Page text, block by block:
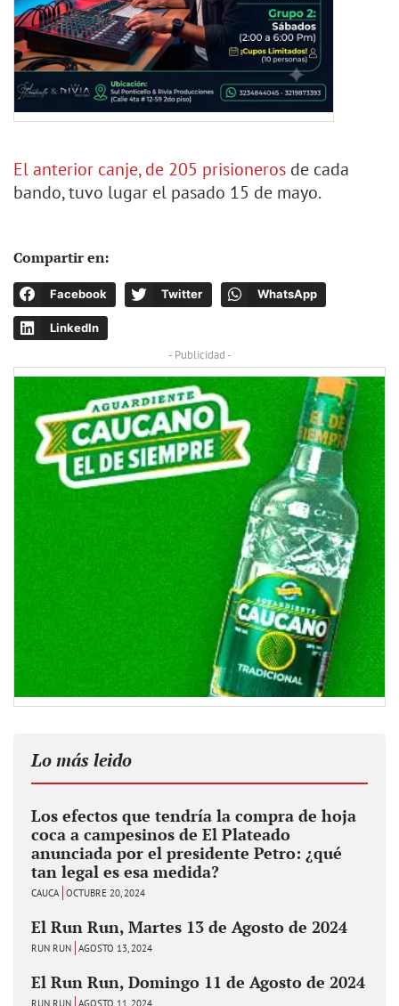
El anterior canje, de 205 prisioneros de cada
bando, tuvo lugar el pasado 15 de mayo.
Compartir en:
Facebook Twitter WhatsApp
LinkedIn
- Publicidad -
Lo más leido
Los efectos que tendría la compra de hoja
coca a campesinos de El Plateado
anunciada por el presidente Petro: ¿qué
tan legal es esa medida?
CAUCA OCTUBRE 20, 2024
El Run Run, Martes 13 de Agosto de 2024
RUN RUN AGOSTO 13, 2024
El Run Run, Domingo 11 de Agosto de 2024
RUN RUN AGOSTO 11, 2024